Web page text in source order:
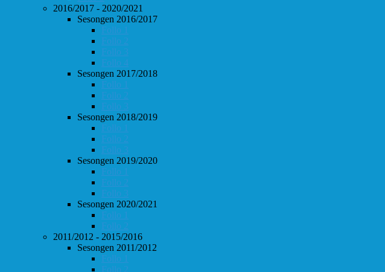
2016/2017 - 2020/2021
Sesongen 2016/2017
Follo 1
Follo 2
Follo 3
Follo 4
Sesongen 2017/2018
Follo 1
Follo 2
Follo 3
Sesongen 2018/2019
Follo 1
Follo 2
Follo 3
Sesongen 2019/2020
Follo 1
Follo 2
Follo 3
Sesongen 2020/2021
Follo 1
Follo 2
2011/2012 - 2015/2016
Sesongen 2011/2012
Follo 1
Follo 2